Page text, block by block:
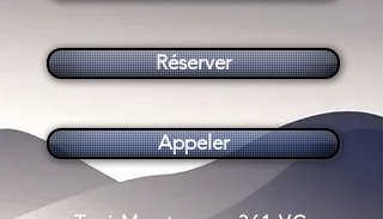
Réserver
Appeler